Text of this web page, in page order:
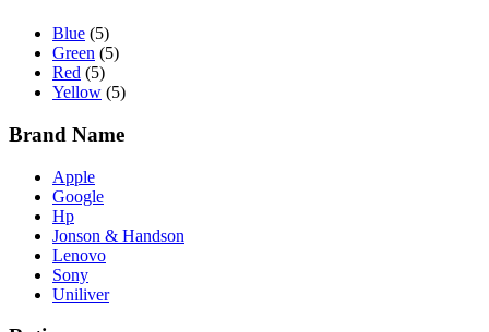
Blue (5)
Green (5)
Red (5)
Yellow (5)
Brand Name
Apple
Google
Hp
Jonson & Handson
Lenovo
Sony
Uniliver